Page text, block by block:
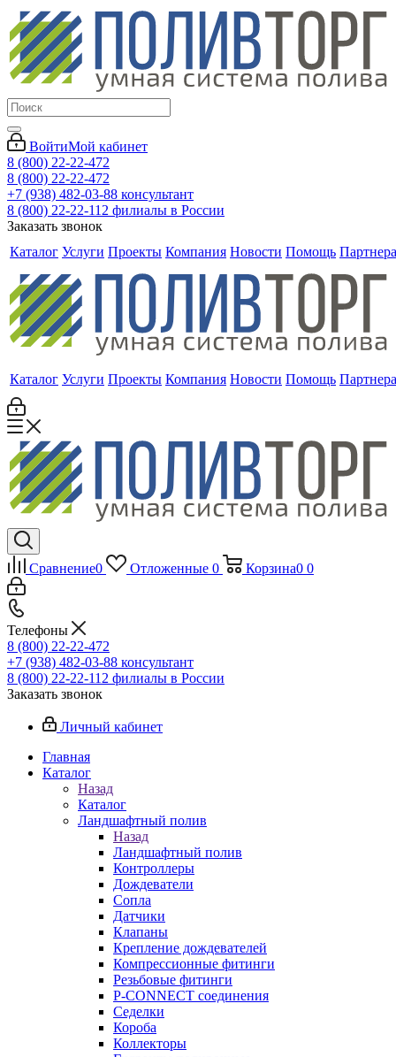
ВойтиМой кабинет
8 (800) 22-22-472
8 (800) 22-22-472
+7 (938) 482-03-88 консультант
8 (800) 22-22-112 филиалы в России
Заказать звонок
Каталог Услуги Проекты Компания Новости Помощь
Каталог Услуги Проекты Компания Новости Помощь
Сравнение0 Отложенные 0 Корзина0 0
Телефоны
8 (800) 22-22-472
+7 (938) 482-03-88 консультант
8 (800) 22-22-112 филиалы в России
Заказать звонок
Личный кабинет
Главная
Каталог
Назад
Каталог
Ландшафтный полив
Назад
Ландшафтный полив
Контроллеры
Дождеватели
Сопла
Датчики
Клапаны
Крепление дождевателей
Компрессионные фитинги
Резьбовые фитинги
P-CONNECT соединения
Седелки
Короба
Коллекторы